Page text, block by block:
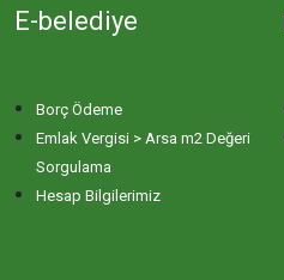
E-belediye
Borç Ödeme
Emlak Vergisi > Arsa m2 Değeri
Sorgulama
Hesap Bilgilerimiz